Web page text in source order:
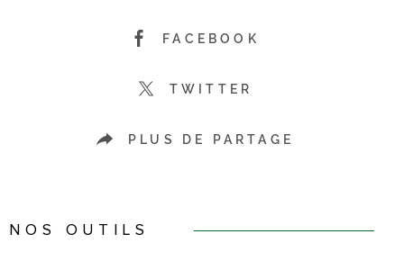
FACEBOOK
TWITTER
PLUS DE PARTAGE
NOS OUTILS